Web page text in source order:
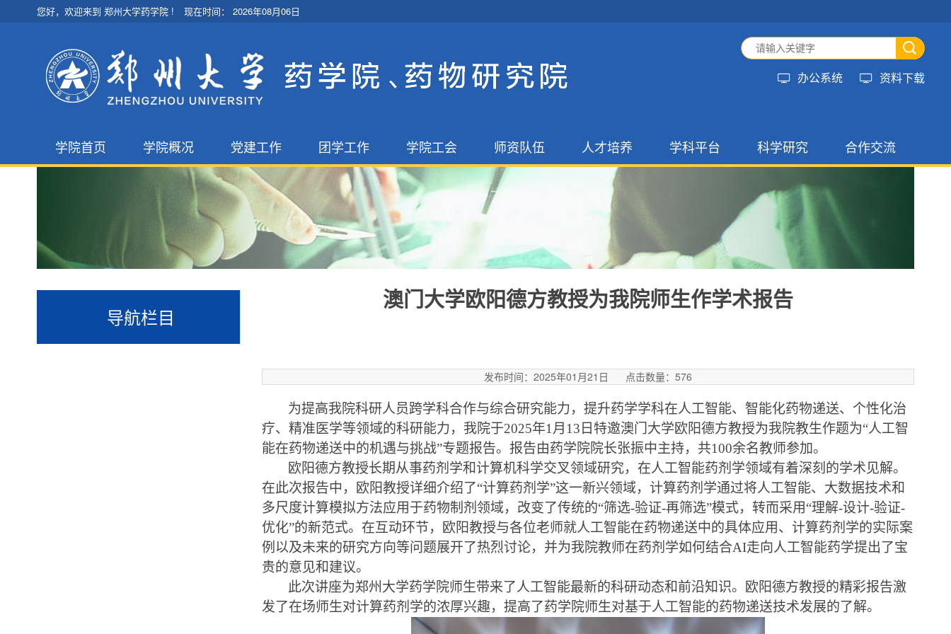
您好，欢迎来到 郑州大学药学院 ! 现在时间： 2026年08月06日
办公系统 资料下载
学院首页 学院概况
学院简介
机构设置
大 事 记
党建工作
学院党委
支部设置
统战工作
党建动态
团学工作
学生工作
团委工作
学院工会
学院工会
师资队伍
师资队伍
人才培养
博士研究生教育
硕士研究生教育
本科教育
教授委员会
教学督导委员会
学科平台
省级平台
科学研究
科研成果
学术交流
合作交流
国内合作交流
标本馆
导航栏目
澳门大学欧阳德方教授为我院师生作学术报告
发布时间：2025年01月21日 点击数量： 576
为提高我院科研人员跨学科合作与综合研究能力， 提升药学学科在人工智能、智能化药物递送、个性化治
疗、精准医学等领域的科研能力， 我院于2025年1 月 1 3 日特邀澳门大学欧阳德方教授为我院教生作题为“人工智
能在药物递送中的机遇与挑战”专题报告。报告由药学院院长张振中主持，共100余名教师参加。
欧阳德方教授长期从事药剂学和计算机科学交叉领域研究，在人工智能药剂学领域有着深刻的学术见解。
在此次报告中，欧阳教授详细介绍了“计算药剂学”这一新兴领域，计算药剂学通过将人工智能、大数据技术和
多尺度计算模拟方法应用于药物制剂领域，改变了传统的“筛选-验证-再筛选”模式，转而采用“理解-设计-验证-
优化”的新范式。在互动环节，欧阳教授与各位老师就人工智能在药物递送中的具体应用、计算药剂学的实际案
例以及未来的研究方向等问题展开了热烈讨论，并为我院教师在药剂学如何结合AI走向人工智能药学提出了宝
贵的意见和建议。
此次讲座为郑州大学药学院师生带来了人工智能最新的科研动态和前沿知识。欧阳德方教授的精彩报告激
发了在场师生对计算药剂学的浓厚兴趣，提高了药学院师生对基于人工智能的药物递送技术发展的了解。